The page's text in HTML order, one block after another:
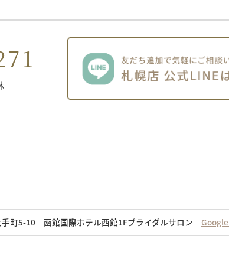
町5-10 函館国際ホテル西館1Fブライダルサロン